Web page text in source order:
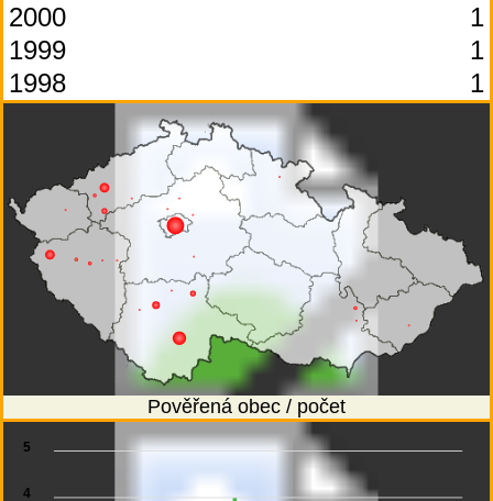
2000
1
1999
1
1998
1
Pověřená obec / počet
4
5